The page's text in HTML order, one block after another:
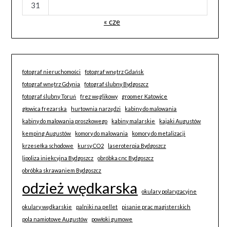
31
« cze
fotograf nieruchomości
fotograf wnętrz Gdańsk
fotograf wnętrz Gdynia
fotograf ślubny Bydgoszcz
fotograf ślubny Toruń
frez węglikowy
groomer Katowice
głowica frezarska
hurtownia narzędzi
kabiny do malowania
kabiny do malowania proszkowego
kabiny malarskie
kajaki Augustów
kemping Augustów
komory do malowania
komory do metalizacji
krzesełka schodowe
kursy CO2
laseroterpia Bydgoszcz
lipoliza iniekcyjna Bydgoszcz
obróbka cnc Bydgoszcz
obróbka skrawaniem Bydgoszcz
odzież wędkarska okulary polaryzacyjne
okulary wędkarskie palniki na pellet
pisanie prac magisterskich
pola namiotowe Augustów
powłoki gumowe